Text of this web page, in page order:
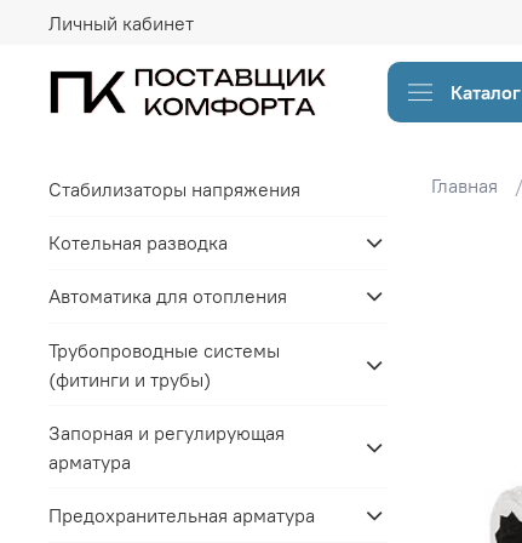
Личный кабинет
Каталог
Главная
Стабилизаторы напряжения
Котельная разводка
Автоматика для отопления
Трубопроводные системы
(фитинги и трубы)
Запорная и регулирующая
арматура
Предохранительная арматура